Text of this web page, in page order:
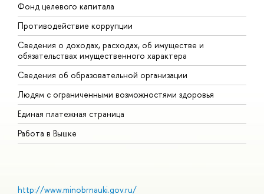
Фонд целевого капитала
Противодействие коррупции
Сведения о доходах, расходах, об имуществе и
обязательствах имущественного характера
Сведения об образовательной организации
Людям с ограниченными возможностями здоровья
Единая платежная страница
Работа в Вышке
http://www.minobrnauki.gov.ru/